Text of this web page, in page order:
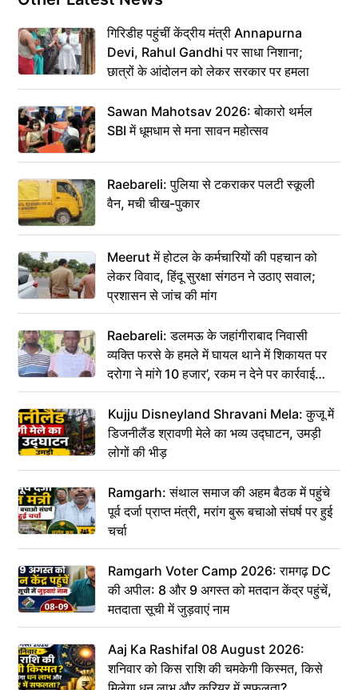
गिरिडीह पहुंचीं केंद्रीय मंत्री Annapurna
Devi, Rahul Gandhi पर साधा निशाना;
छात्रों के आंदोलन को लेकर सरकार पर हमला
Sawan Mahotsav 2026: बोकारो थर्मल
SBI में धूमधाम से मना सावन महोत्सव
Raebareli: पुलिया से टकराकर पलटी स्कूली
वैन, मची चीख-पुकार
Meerut में होटल के कर्मचारियों की पहचान को
लेकर विवाद, हिंदू सुरक्षा संगठन ने उठाए सवाल;
प्रशासन से जांच की मांग
Raebareli: डलमऊ के जहांगीराबाद निवासी
व्यक्ति फरसे के हमले में घायल थाने में शिकायत पर
दरोगा ने मांगे 10 हजार’, रकम न देने पर कार्रवाई
ठंडी!
Kujju Disneyland Shravani Mela: कुजू में
डिजनीलैंड श्रावणी मेले का भव्य उद्घाटन, उमड़ी
लोगों की भीड़
Ramgarh: संथाल समाज की अहम बैठक में पहुंचे
पूर्व दर्जा प्राप्त मंत्री, मरांग बुरू बचाओ संघर्ष पर हुई
चर्चा
Ramgarh Voter Camp 2026: रामगढ़ DC
की अपील: 8 और 9 अगस्त को मतदान केंद्र पहुंचें,
मतदाता सूची में जुड़वाएं नाम
Aaj Ka Rashifal 08 August 2026:
शनिवार को किस राशि की चमकेगी किस्मत, किसे